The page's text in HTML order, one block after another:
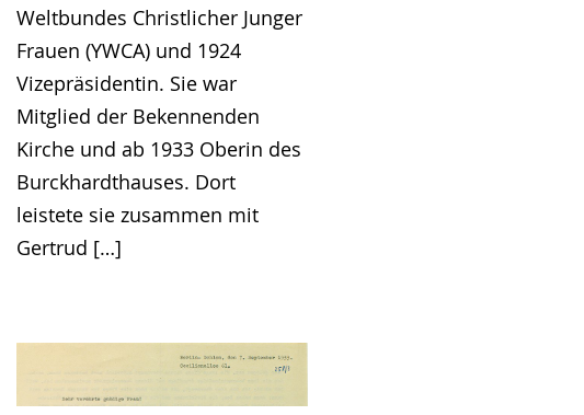
Weltbundes Christlicher Junger
Frauen (YWCA) und 1924
Vizepräsidentin. Sie war
Mitglied der Bekennenden
Kirche und ab 1933 Oberin des
Burckhardthauses. Dort
leistete sie zusammen mit
Gertrud […]